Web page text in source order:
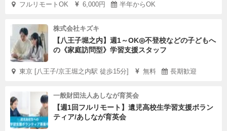
フルリモートOK 6,000円 半年からOK
株式会社キズキ
【八王子堀之内】週1～OK◎不登校などの子どもへ
の《家庭訪問型》学習支援スタッフ
東京 [八王子/京王堀之内駅 徒歩15分] 無料 長期歓迎
一般財団法人あしなが育英会
【週1回フルリモート】遺児高校生学習支援ボラン
ティア/あしなが育英会